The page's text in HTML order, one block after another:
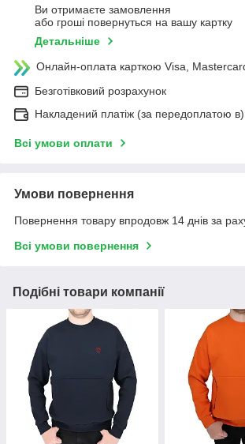
Ви отримаєте замовлення
або гроші повернуться на вашу картку
Детальніше
Онлайн-оплата карткою Visa,
Безготівковий розрахунок
Накладений платіж (за передоплатою в)
Всі умови оплати
Умови повернення
Повернення товару впродовж 14 днів за
Всі умови повернення
Подібні товари компанії